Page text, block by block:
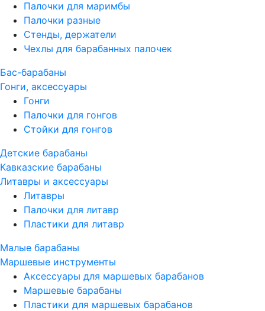
Палочки для маримбы
Палочки разные
Стенды, держатели
Чехлы для барабанных палочек
Бас-барабаны
Гонги, аксессуары
Гонги
Палочки для гонгов
Стойки для гонгов
Детские барабаны
Кавказские барабаны
Литавры и аксессуары
Литавры
Палочки для литавр
Пластики для литавр
Малые барабаны
Маршевые инструменты
Аксессуары для маршевых барабанов
Маршевые барабаны
Пластики для маршевых барабанов